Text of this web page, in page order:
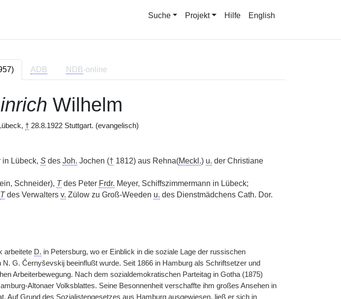
Suche Projekt Hilfe English
ADB NDB-online
Wilhelm
†28.8.1922 Stuttgart. (evangelisch)
in Lübeck, Sdes Joh. Jochen († 1812) aus Rehna(Meckl.) u. der Christiane
Schneider), Tdes Peter Frdr. Meyer, Schiffszimmermann in Lübeck;
Tdes Verwalters v. Zülow zu Groß-Weeden u. des Dienstmädchens Cath. Dor.
arbeitete D. in Petersburg, wo er Einblick in die soziale Lage der russischen
G. Černyševskij beeinflußt wurde. Seit 1866 in Hamburg als Schriftsetzer und
Arbeiterbewegung. Nach dem sozialdemokratischen Parteitag in Gotha (1875)
Altonaer Volksblattes. Seine Besonnenheit verschaffte ihm großes Ansehen in
Auf Grund des Sozialistengesetzes aus Hamburg ausgewiesen, ließ er sich in